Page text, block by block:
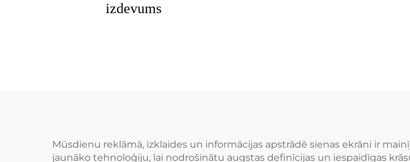
izdevums
Mūsdienu reklāmā, izklaides un informācijas apstrādē sienas ekrāni ir
jaunāko tehnoloģiju, lai nodrošinātu augstas definīcijas un iespaidīgas